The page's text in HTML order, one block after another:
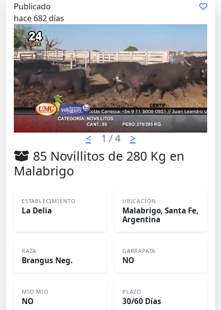
Publicado
hace 682 días
< 1 / 4 >
85 Novillitos de 280 Kg en
Malabrigo
ESTABLECIMIENTO
La Delia
UBICACION
Malabrigo, Santa Fe,
Argentina
RAZA
Brangus Neg.
GARRAPATA
NO
MIO MIO
NO
PLAZO
30/60 Días